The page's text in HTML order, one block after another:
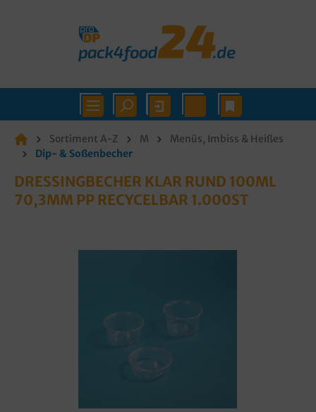
Sortiment A-Z M
Menüs, Imbiss & Heißes
Dip- & Soßenbecher
DRESSINGBECHER KLAR RUND 100ML
70,3MM PP RECYCELBAR 1.000ST